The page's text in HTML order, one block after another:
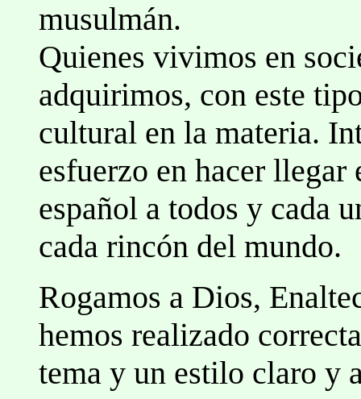
musulmán.
Quienes vivimos en
adquirimos, con este
cultural en la materia.
esfuerzo en hacer
español a todos y cada
cada rincón del mundo.
Rogamos a Dios,
hemos realizado
tema y un estilo claro y